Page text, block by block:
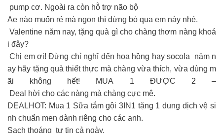
pump cơ. Ngoài ra còn hỗ trợ não bộ
Ae nào muốn rẻ mà ngon thì đừng bỏ qua em này nhé.
Valentine năm nay, tặng quà gì cho chàng thơm nàng khoá
i đây?
Chị em ơi! Đừng chỉ nghĩ đến hoa hồng hay socola năm n
ay hãy tặng quà thiết thực mà chàng vừa thích, vừa dùng m
ãi không hết! MUA 1 ĐƯỢC 2 –
Deal hời cho các nàng mà chàng cực mê.
DEALHOT: Mua 1 Sữa tắm gội 3IN1 tặng 1 dung dịch vệ si
nh chuẩn men dành riêng cho các anh.
Sạch thoáng tự tin cả ngày.